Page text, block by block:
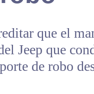
que el
Jeep que
de robo